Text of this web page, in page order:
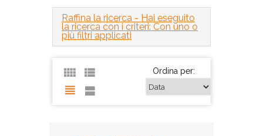
Raffina la ricerca - Hai eseguito
la ricerca con i criteri: Con uno o
più filtri applicati
Ordina per: